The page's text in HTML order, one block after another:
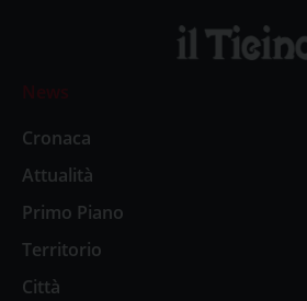
News
Cronaca
Attualità
Primo Piano
Territorio
Città